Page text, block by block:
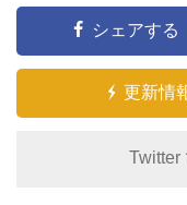
シェアする
更新情
Twitter